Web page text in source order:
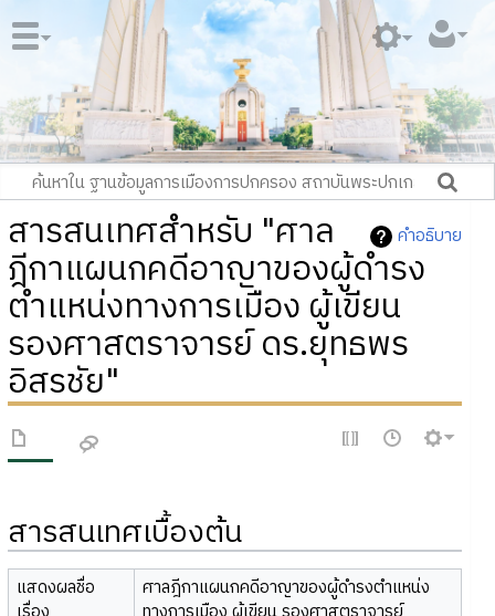
คำอธิบาย
สารสนเทศสำหรับ "ศาล
ฎีกาแผนกคดีอาญาของผู้ดำรง
ตำแหน่งทางการเมือง ผู้เขียน
รองศาสตราจารย์ ดร.ยุทธพร
อิสรชัย"
สารสนเทศเบื้องต้น
แสดงผลชื่อ
ศาลฎีกาแผนกคดีอาญาของผู้ดำรงตำแหน่ง